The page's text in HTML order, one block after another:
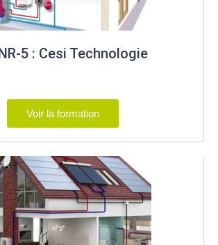
5 : Cesi Technologie
Voir la formation